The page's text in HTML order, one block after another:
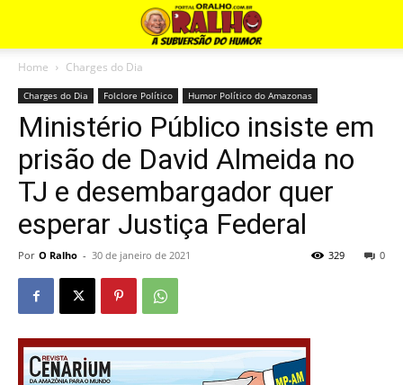
Home Charges do Dia
Charges do Dia Folclore Político Humor Político do Amazonas
Ministério Público insiste em
prisão de David Almeida no
TJ e desembargador quer
esperar Justiça Federal
Por O Ralho - 30 de janeiro de 2021 0
329